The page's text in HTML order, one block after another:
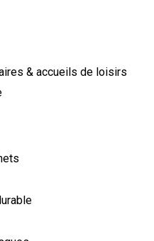
& accueils de loisirs